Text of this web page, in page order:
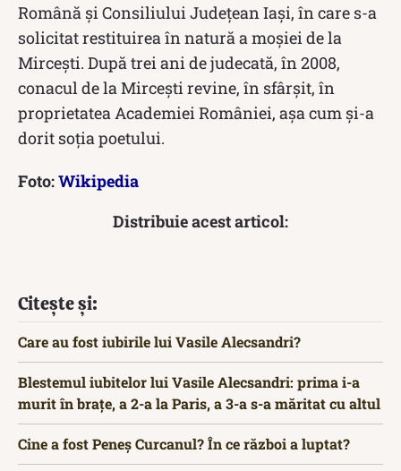
Română şi Consiliului Judeţean Iași, în care s-a
solicitat restituirea în natură a moşiei de la
Mirceşti. După trei ani de judecată, în 2008,
conacul de la Mirceşti revine, în sfârșit, în
proprietatea Academiei României, aşa cum şi-a
dorit soţia poetului.
Foto:Wikipedia
Distribuie acest articol:
Citește și:
Care au fost iubirile lui Vasile Alecsandri?
Blestemul iubitelor lui Vasile Alecsandri: prima i-a
murit în brațe, a 2-a la Paris, a 3-a s-a măritat cu altul
Cine a fost Peneș Curcanul? În ce război a luptat?